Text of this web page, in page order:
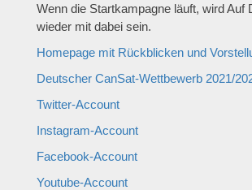
Wenn die Startkampagne läuft, wird Auf
wieder mit dabei sein.
Homepage mit Rückblicken und
Deutscher CanSat-Wettbewerb 2021/
Twitter-Account
Instagram-Account
Facebook-Account
Youtube-Account